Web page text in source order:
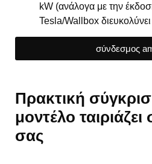
kW (ανάλογα με την
Tesla/Wallbox
σύνδεσμος
Πρακτική
μοντέλο ταιριάζει
σας